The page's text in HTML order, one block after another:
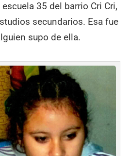
35 del barrio Cri Cri,
secundarios. Esa fue
supo de ella.